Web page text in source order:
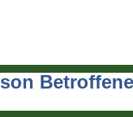
Betroffene